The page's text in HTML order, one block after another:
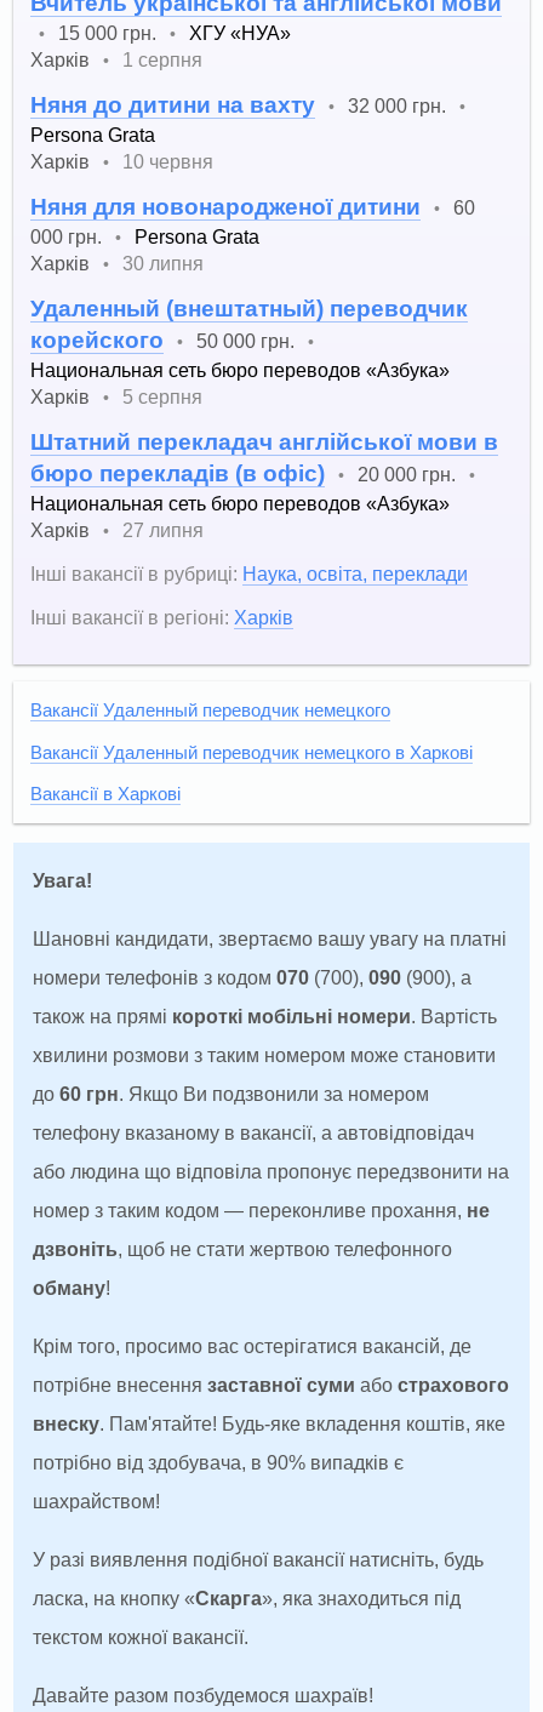
• 15 000 грн. •
ХГУ «НУА»
Харків
• 1 серпня
Няня до дитини на вахту • 32 000 грн. •
Persona Grata
Харків
• 10 червня
Няня для новонародженої дитини •
60
000 грн.
•
Persona Grata
Харків
• 30 липня
Удаленный (внештатный) переводчик
корейского
• 50 000 грн. •
Национальная сеть бюро переводов «Азбука»
Харків
• 5 серпня
Штатний перекладач англійської мови в
бюро перекладів (в офіс)
• 20 000 грн. •
Национальная сеть бюро переводов «Азбука»
Харків
•
27 липня
Інші вакансії в рубриці: Наука, освіта, переклади
Інші вакансії в регіоні: Харків
Вакансії Удаленный переводчик немецкого
Вакансії Удаленный переводчик немецкого в Харкові
Вакансії в Харкові
Увага!
Шановні кандидати, звертаємо вашу увагу на платні
номери телефонів з кодом070 (700),090 (900), а
також на прямі короткі мобільні номери. Вартість
хвилини розмови з таким номером може становити
до60 грн. Якщо Ви подзвонили за номером
телефону вказаному в вакансії, а автовідповідач
або людина що відповіла пропонує передзвонити на
номер з таким кодом — переконливе прохання, не
дзвоніть, щоб не стати жертвою телефонного
обману!
Крім того, просимо вас остерігатися вакансій, де
потрібне внесеннязаставної суми абострахового
внеску. Пам'ятайте! Будь-яке вкладення коштів, яке
потрібно від здобувача, в 90% випадків є
шахрайством!
У разі виявлення подібної вакансії натисніть, будь
ласка, на кнопку «Скарга», яка знаходиться під
текстом кожної вакансії.
Давайте разом позбудемося шахраїв!